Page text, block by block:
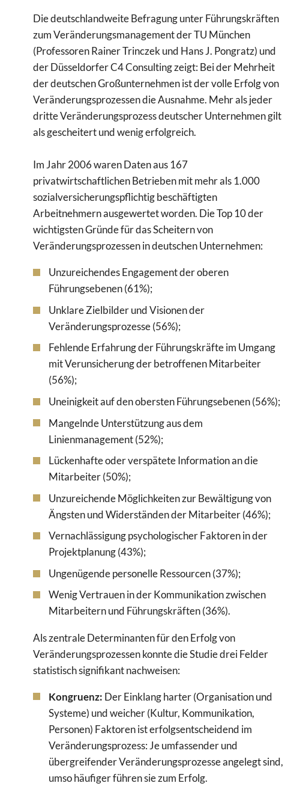
Die deutschlandweite Befragung unter Führungskräften
zum Veränderungsmanagement der TU München
(Professoren Rainer Trinczek und Hans J. Pongratz) und
der Düsseldorfer C4 Consulting zeigt: Bei der Mehrheit
der deutschen Großunternehmen ist der volle Erfolg von
Veränderungsprozessen die Ausnahme. Mehr als jeder
dritte Veränderungsprozess deutscher Unternehmen gilt
als gescheitert und wenig erfolgreich.
Im Jahr 2006 waren Daten aus 167
privatwirtschaftlichen Betrieben mit mehr als 1.000
sozialversicherungspflichtig beschäftigten
Arbeitnehmern ausgewertet worden. Die Top 10 der
wichtigsten Gründe für das Scheitern von
Veränderungsprozessen in deutschen Unternehmen:
Unzureichendes Engagement der oberen
Führungsebenen (61%);
Unklare Zielbilder und Visionen der
Veränderungsprozesse (56%);
Fehlende Erfahrung der Führungskräfte im Umgang
mit Verunsicherung der betroffenen Mitarbeiter
(56%);
Uneinigkeit auf den obersten Führungsebenen (56%);
Mangelnde Unterstützung aus dem
Linienmanagement (52%);
Lückenhafte oder verspätete Information an die
Mitarbeiter (50%);
Unzureichende Möglichkeiten zur Bewältigung von
Ängsten und Widerständen der Mitarbeiter (46%);
Vernachlässigung psychologischer Faktoren in der
Projektplanung (43%);
Ungenügende personelle Ressourcen (37%);
Wenig Vertrauen in der Kommunikation zwischen
Mitarbeitern und Führungskräften (36%).
Als zentrale Determinanten für den Erfolg von
Veränderungsprozessen konnte die Studie drei Felder
statistisch signifikant nachweisen:
Kongruenz: Der Einklang harter (Organisation und
Systeme) und weicher (Kultur, Kommunikation,
Personen) Faktoren ist erfolgsentscheidend im
Veränderungsprozess: Je umfassender und
übergreifender Veränderungsprozesse angelegt sind,
umso häufiger führen sie zum Erfolg.